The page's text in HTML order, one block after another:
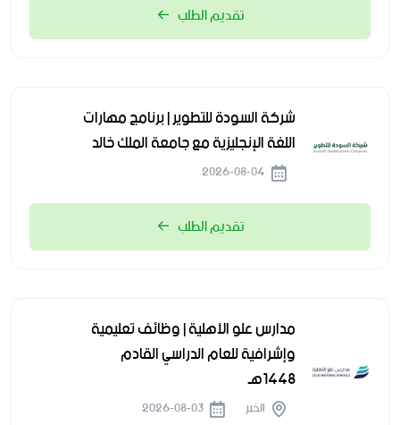
تقديم الطلب
شركة السودة للتطوير | برنامج مهارات
اللغة الإنجليزية مع جامعة الملك خالد
تقديم الطلب
مدارس علو الأهلية | وظائف تعليمية
وإشرافية للعام الدراسي القادم
1448هـ
الخبر